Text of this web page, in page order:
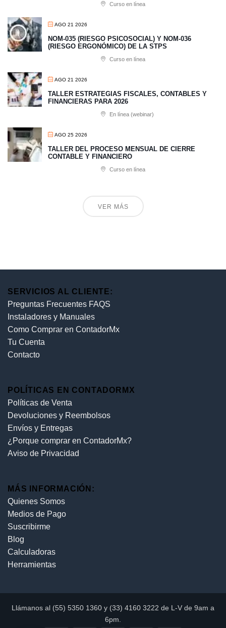
Curso en línea
AGO 21 2026
NOM-035 (RIESGO PSICOSOCIAL) Y NOM-036
(RIESGO ERGONÓMICO) DE LA STPS
Curso en línea
AGO 21 2026
TALLER ESTRATEGIAS FISCALES, CONTABLES Y
FINANCIERAS PARA 2026
En línea (webinar)
AGO 25 2026
TALLER DEL PROCESO MENSUAL DE CIERRE
CONTABLE Y FINANCIERO
Curso en línea
VER MÁS
SERVICIOS AL CLIENTE:
Preguntas Frecuentes FAQS
Instaladores y Manuales
Como Comprar en ContadorMx
Tu Cuenta
Contacto
POLÍTICAS EN CONTADORMX
Políticas de Venta
Devoluciones y Reembolsos
Envíos y Entregas
¿Porque comprar en ContadorMx?
Aviso de Privacidad
MÁS INFORMACIÓN:
Quienes Somos
Medios de Pago
Suscribirme
Blog
Calculadoras
Herramientas
Llámanos al (55) 5350 1360 y (33) 4160 3222 de L-V de 9am a
6pm.